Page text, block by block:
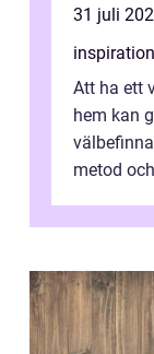
31 juli
inspiration
Att ha ett
hem kan
metod